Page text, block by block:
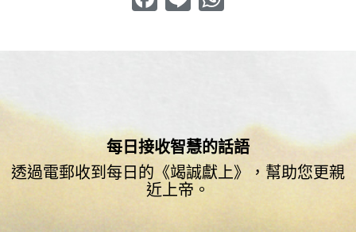
每日接收智慧的話語
透過電郵收到每日的《竭誠獻上》，幫助您更親
近上帝。